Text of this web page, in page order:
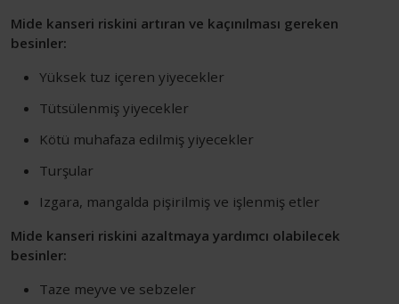
Mide kanseri riskini artıran ve kaçınılması gereken
besinler:
Yüksek tuz içeren yiyecekler
Tütsülenmiş yiyecekler
Kötü muhafaza edilmiş yiyecekler
Turşular
Izgara, mangalda pişirilmiş ve işlenmiş etler
Mide kanseri riskini azaltmaya yardımcı olabilecek
besinler:
Taze meyve ve sebzeler